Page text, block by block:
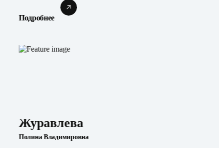
Подробнее
Журавлева
Полина Владимировна